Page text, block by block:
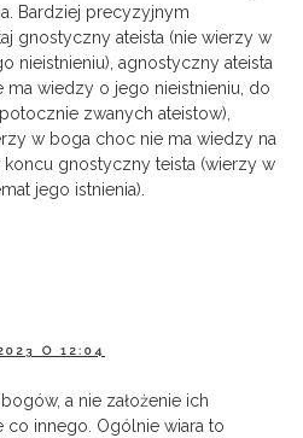
Bardziej precyzyjnym
gnostyczny ateista (nie wierzy w
nieistnieniu), agnostyczny ateista
ma wiedzy o jego nieistnieniu, do
zwanych ateistow),
w boga choc nie ma wiedzy na
koncu gnostyczny teista (wierzy w
jego istnienia).
O 12:04
a nie założenie ich
co innego. Ogólnie wiara to